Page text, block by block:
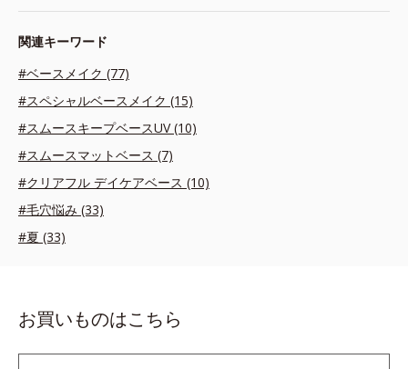
関連キーワード
#ベースメイク (77)
#スペシャルベースメイク (15)
#スムースキープベースUV (10)
#スムースマットベース (7)
#クリアフル デイケアベース (10)
#毛穴悩み (33)
#夏 (33)
お買いものはこちら